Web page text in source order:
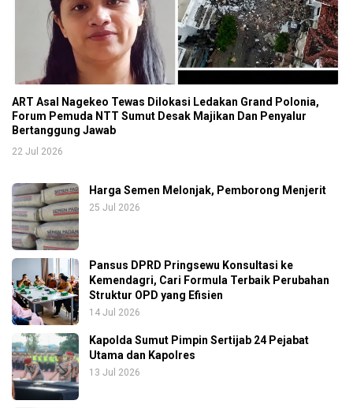
ART Asal Nagekeo Tewas Dilokasi Ledakan Grand Polonia,
Forum Pemuda NTT Sumut Desak Majikan Dan Penyalur
Bertanggung Jawab
22 Jul 2026
Harga Semen Melonjak, Pemborong Menjerit
25 Jul 2026
Pansus DPRD Pringsewu Konsultasi ke
Kemendagri, Cari Formula Terbaik Perubahan
Struktur OPD yang Efisien
14 Jul 2026
Kapolda Sumut Pimpin Sertijab 24 Pejabat
Utama dan Kapolres
13 Jul 2026